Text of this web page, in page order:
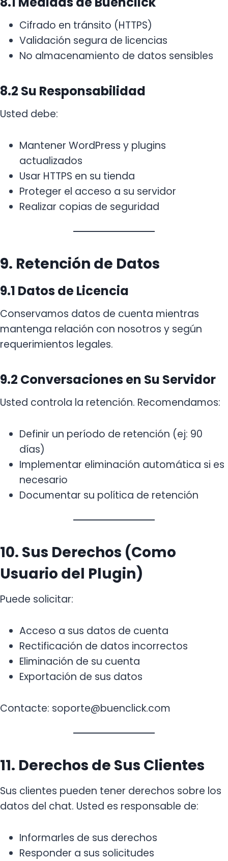
Cifrado en tránsito (HTTPS)
Validación segura de licencias
No almacenamiento de datos sensibles
8.2 Su Responsabilidad
Usted debe:
Mantener WordPress y plugins
actualizados
Usar HTTPS en su tienda
Proteger el acceso a su servidor
Realizar copias de seguridad
9. Retención de Datos
9.1 Datos de Licencia
Conservamos datos de cuenta mientras
mantenga relación con nosotros y según
requerimientos legales.
9.2 Conversaciones en Su Servidor
Usted controla la retención. Recomendamos:
Definir un período de retención (ej: 90
días)
Implementar eliminación automática si es
necesario
Documentar su política de retención
10. Sus Derechos (Como
Usuario del Plugin)
Puede solicitar:
Acceso a sus datos de cuenta
Rectificación de datos incorrectos
Eliminación de su cuenta
Exportación de sus datos
Contacte: soporte@buenclick.com
11. Derechos de Sus Clientes
Sus clientes pueden tener derechos sobre los
datos del chat. Usted es responsable de:
Informarles de sus derechos
Responder a sus solicitudes